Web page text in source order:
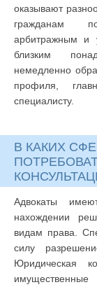
оказывают
гражданам
арбитражным и
близким
немедленно
профиля,
специалисту.
В КАКИХ
Адвокаты
нахождении
видам права.
силу
Юридическая